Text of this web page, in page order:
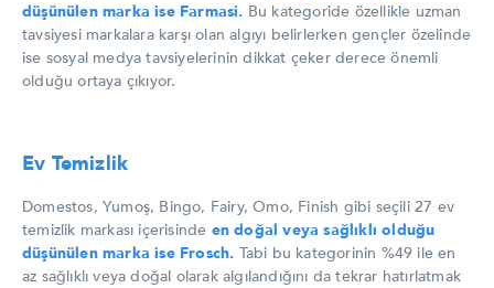
düşünülen marka ise Farmasi. Bu kategoride özellikle uzman
tavsiyesi markalara karşı olan algıyı belirlerken gençler özelinde
ise sosyal medya tavsiyelerinin dikkat çeker derece önemli
olduğu ortaya çıkıyor.
Ev Temizlik
Domestos, Yumoş, Bingo, Fairy, Omo, Finish gibi seçili 27 ev
temizlik markası içerisinde en doğal veya sağlıklı olduğu
düşünülen marka ise Frosch. Tabi bu kategorinin %49 ile en
az sağlıklı veya doğal olarak algılandığını da tekrar hatırlatmak